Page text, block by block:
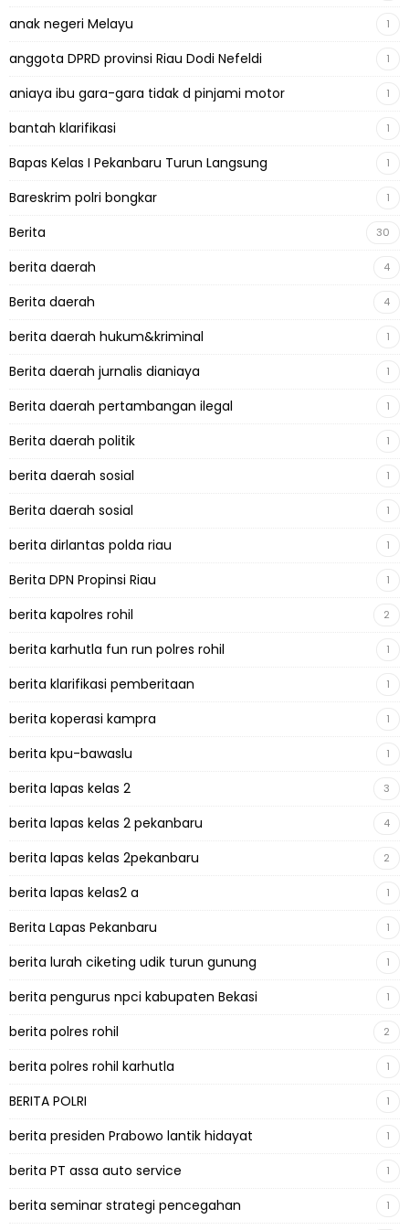
anak negeri Melayu 1
anggota DPRD provinsi Riau Dodi Nefeldi 1
aniaya ibu gara-gara tidak d pinjami motor 1
bantah klarifikasi 1
Bapas Kelas I Pekanbaru Turun Langsung 1
Bareskrim polri bongkar 1
Berita 30
berita daerah 4
Berita daerah 4
berita daerah hukum&kriminal 1
Berita daerah jurnalis dianiaya 1
Berita daerah pertambangan ilegal 1
Berita daerah politik 1
berita daerah sosial 1
Berita daerah sosial 1
berita dirlantas polda riau 1
Berita DPN Propinsi Riau 1
berita kapolres rohil 2
berita karhutla fun run polres rohil 1
berita klarifikasi pemberitaan 1
berita koperasi kampra 1
berita kpu-bawaslu 1
berita lapas kelas 2 3
berita lapas kelas 2 pekanbaru 4
berita lapas kelas 2pekanbaru 2
berita lapas kelas2 a 1
Berita Lapas Pekanbaru 1
berita lurah ciketing udik turun gunung 1
berita pengurus npci kabupaten Bekasi 1
berita polres rohil 2
berita polres rohil karhutla 1
BERITA POLRI 1
berita presiden Prabowo lantik hidayat 1
berita PT assa auto service 1
berita seminar strategi pencegahan 1